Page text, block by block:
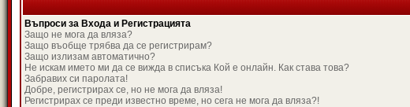
Въпроси за Входа и Регистрацията
Защо не мога да вляза?
Защо въобще трябва да се регистрирам?
Защо излизам автоматично?
Не искам името ми да се вижда в списъка Кой е онлайн. Как става това?
Забравих си паролата!
Добре, регистрирах се, но не мога да вляза!
Регистрирах се преди известно време, но сега не мога да вляза?!